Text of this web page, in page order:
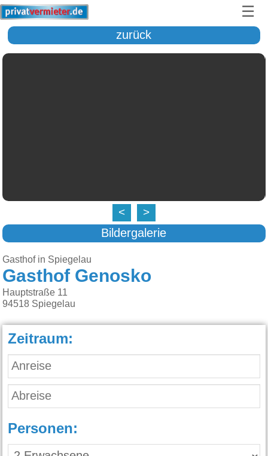
☰
zurück
< >
Bildergalerie
Gasthof in Spiegelau
Gasthof Genosko
Hauptstraße 11
94518 Spiegelau
Zeitraum:
Personen: